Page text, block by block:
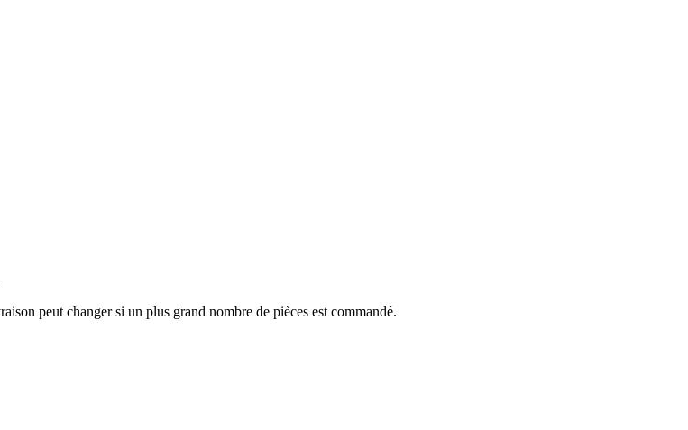
peut changer si un plus grand nombre de pièces est commandé.